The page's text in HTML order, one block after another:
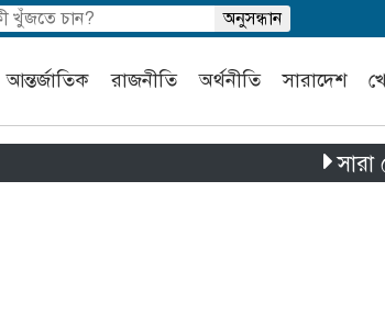
আন্তর্জাতিক রাজনীতি অর্থনীতি সারাদেশ
সারা দেশে